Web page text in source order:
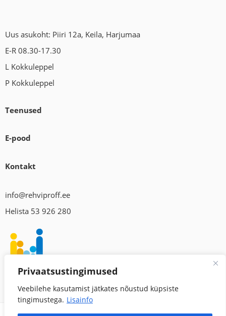
Privaatsustingimused
Veebilehe kasutamist jätkates nõustud küpsiste
tingimustega. Lisainfo
Uus asukoht: Piiri 12a, Keila, Harjumaa
E-R 08.30-17.30
L Kokkuleppel
P Kokkuleppel
Teenused
E-pood
Kontakt
info@rehviproff.ee
Helista 53 926 280